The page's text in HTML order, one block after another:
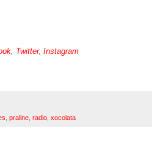
, Twitter, Instagram
, praline, radio, xocolata